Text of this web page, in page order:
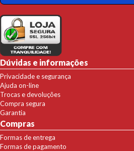
Dúvidas e informações
Privacidade e segurança
Ajuda on-line
Trocas e devoluções
Compra segura
Garantia
Compras
Formas de entrega
Formas de pagamento